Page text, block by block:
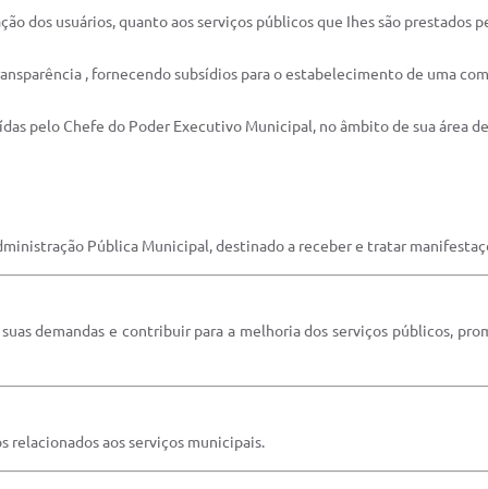
dos usuários, quanto aos serviços públicos que Ihes são prestados
, fornecendo subsídios para o estabelecimento de uma
pelo Chefe do Poder Executivo Municipal, no âmbito de sua área
Pública Municipal, destinado a receber e tratar
demandas e contribuir para a melhoria dos serviços públicos,
relacionados aos serviços municipais.